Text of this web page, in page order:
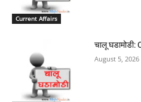
Current Affairs
चालू
August 5, 2026